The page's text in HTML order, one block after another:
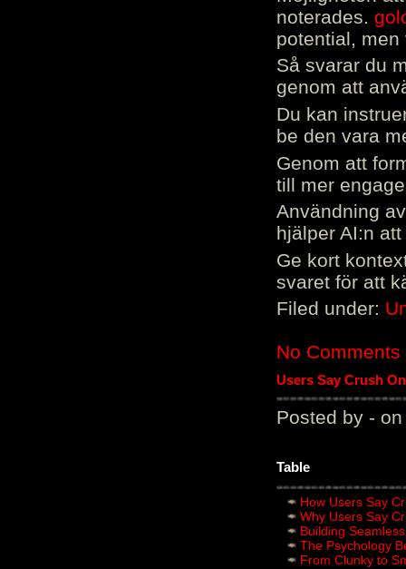
noterades.
potential, men
Så svarar du
genom att
Du kan
be den vara
Genom att
till mer
Användning
hjälper AI:n
Ge kort
svaret för att
Filed under:
No Comments
Users Say Crush
Posted by - on
Table
How Users Say
Why Users Say
Building
The Psychology
From Clunky to